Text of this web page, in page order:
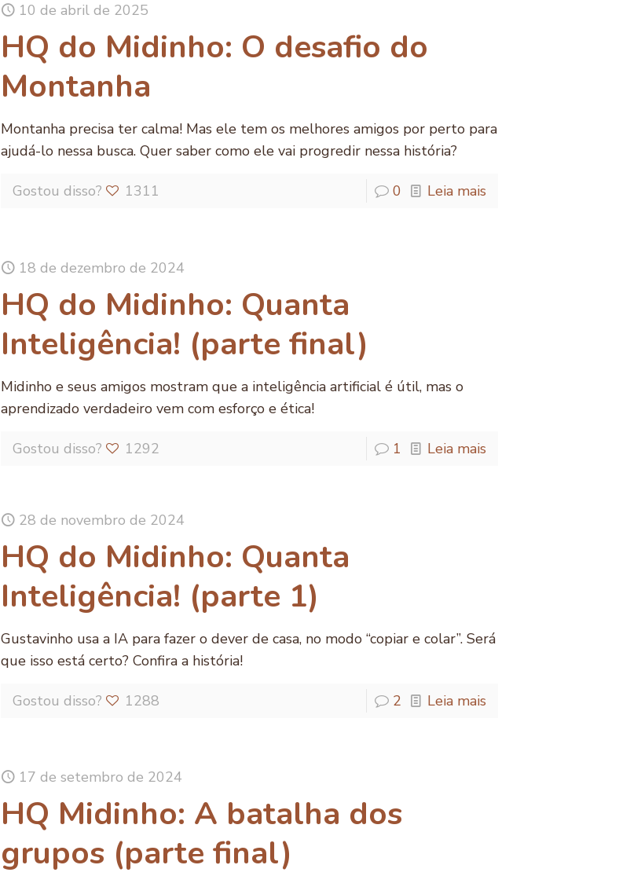
10 de abril de 2025
HQ do Midinho: O desafio do
Montanha
Montanha precisa ter calma! Mas ele tem os melhores amigos por perto para
ajudá-lo nessa busca. Quer saber como ele vai progredir nessa história?
Gostou disso? 1311 0 Leia mais
18 de dezembro de 2024
HQ do Midinho: Quanta
Inteligência! (parte final)
Midinho e seus amigos mostram que a inteligência artificial é útil, mas o
aprendizado verdadeiro vem com esforço e ética!
Gostou disso? 1292 1 Leia mais
28 de novembro de 2024
HQ do Midinho: Quanta
Inteligência! (parte 1)
Gustavinho usa a IA para fazer o dever de casa, no modo “copiar e colar”. Será
que isso está certo? Confira a história!
Gostou disso? 1288 2 Leia mais
17 de setembro de 2024
HQ Midinho: A batalha dos
grupos (parte final)